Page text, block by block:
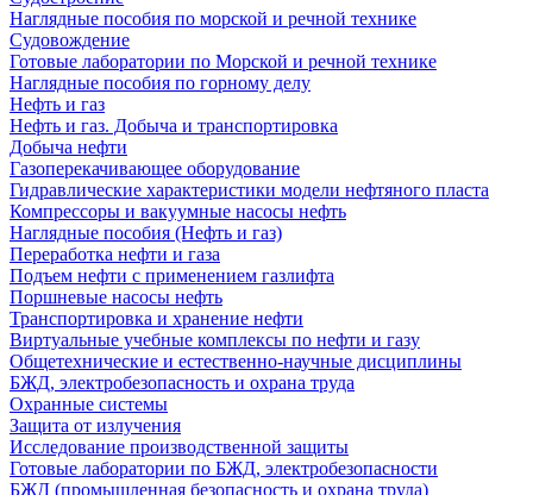
Наглядные пособия по морской и речной технике
Судовождение
Готовые лаборатории по Морской и речной технике
Наглядные пособия по горному делу
Нефть и газ
Нефть и газ. Добыча и транспортировка
Добыча нефти
Газоперекачивающее оборудование
Гидравлические характеристики модели нефтяного пласта
Компрессоры и вакуумные насосы нефть
Наглядные пособия (Нефть и газ)
Переработка нефти и газа
Подъем нефти с применением газлифта
Поршневые насосы нефть
Транспортировка и хранение нефти
Виртуальные учебные комплексы по нефти и газу
Общетехнические и естественно-научные дисциплины
БЖД, электробезопасность и охрана труда
Охранные системы
Защита от излучения
Исследование производственной защиты
Готовые лаборатории по БЖД, электробезопасности
БЖД (промышленная безопасность и охрана труда)